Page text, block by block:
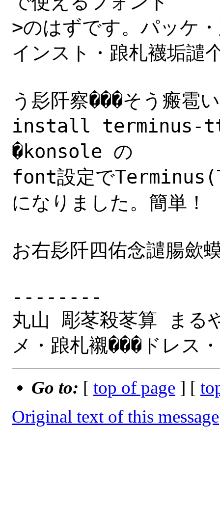
>のはずです。パッ
インスト・踉札襪垢譴
う髟阡察���そう瘢雹
install terminus-ttf
�konsole の
font設定で
になりました。簡単！
お右髟阡四佑念譴腸歛
--------
丸山 彫苳殺苳算 まる
Go to: [ top of page ] [
Original text of this message